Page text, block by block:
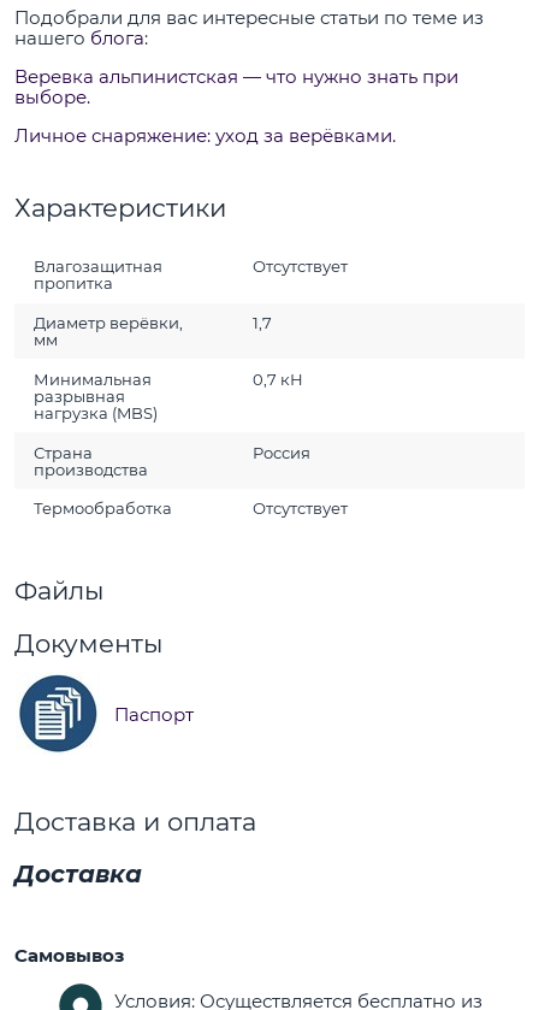
Подобрали для вас интересные статьи по теме из
нашего блога:
Веревка альпинистская — что нужно знать при
выборе.
Личное снаряжение: уход за верёвками.
Характеристики
Влагозащитная
пропитка
Отсутствует
Диаметр верёвки,
мм
1,7
Минимальная
разрывная
нагрузка (MBS)
0,7 кН
Страна
производства
Россия
Термообработка Отсутствует
Файлы
Документы
Паспорт
Доставка и оплата
Доставка
Самовывоз
Условия: Осуществляется бесплатно из